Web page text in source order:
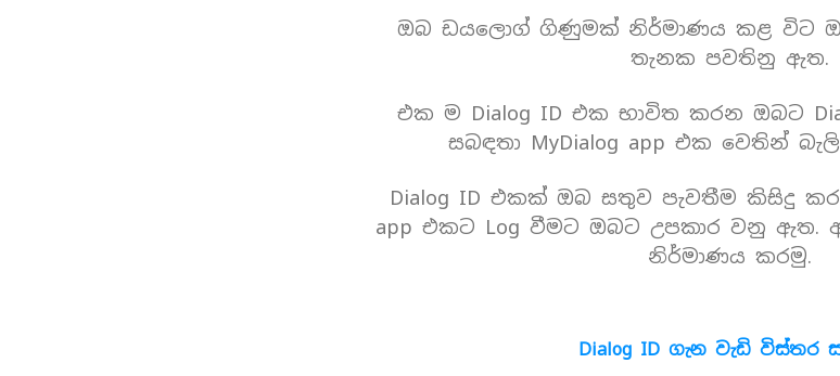
ඔබ ඩයලොග් ගිණුමක් නිර්මාණය කළ විට
තැනක පවතිනු ඇත.
එක ම Dialog ID එක භාවිත කරන ඔබට
සබඳතා MyDialog app එක වෙතින්
Dialog ID එකක් ඔබ සතුව පැවතීම කිසිදු
app එකට Log වීමට ඔබට උපකාර වනු ඇත.
නිර්මාණය කරමු.
Dialog ID ගැන වැඩි විස්තර